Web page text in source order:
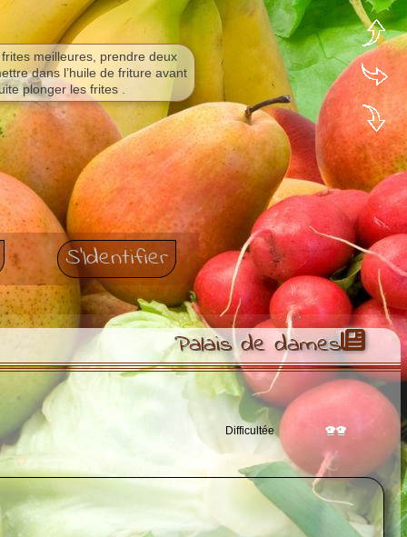
meilleures, prendre deux
dans l’huile de friture avant
plonger les frites .
S'Identifier
Palais de dames
Difficultée